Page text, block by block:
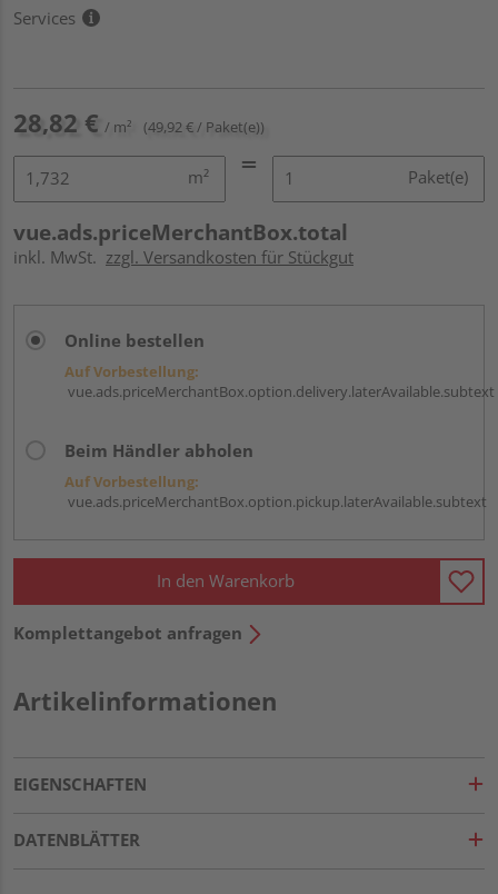
Services
28,82 € / m² (49,92 € / Paket(e))
m² Paket(e)
vue.ads.priceMerchantBox.total
inkl. MwSt. zzgl. Versandkosten für Stückgut
Online bestellen
Auf Vorbestellung:
vue.ads.priceMerchantBox.option.delivery.laterAvailable.subtext
Beim Händler abholen
Auf Vorbestellung:
vue.ads.priceMerchantBox.option.pickup.laterAvailable.subtext
In den Warenkorb
Komplettangebot anfragen
Artikelinformationen
EIGENSCHAFTEN
DATENBLÄTTER